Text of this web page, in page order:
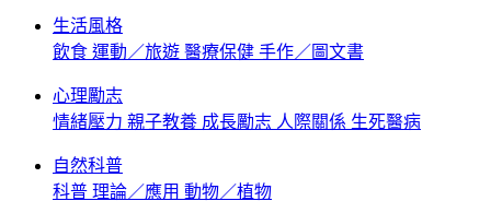
生活風格
飲食 運動／旅遊 醫療保健 手作／圖文書
心理勵志
情緒壓力 親子教養 成長勵志 人際關係 生死醫病
自然科普
科普 理論／應用 動物／植物